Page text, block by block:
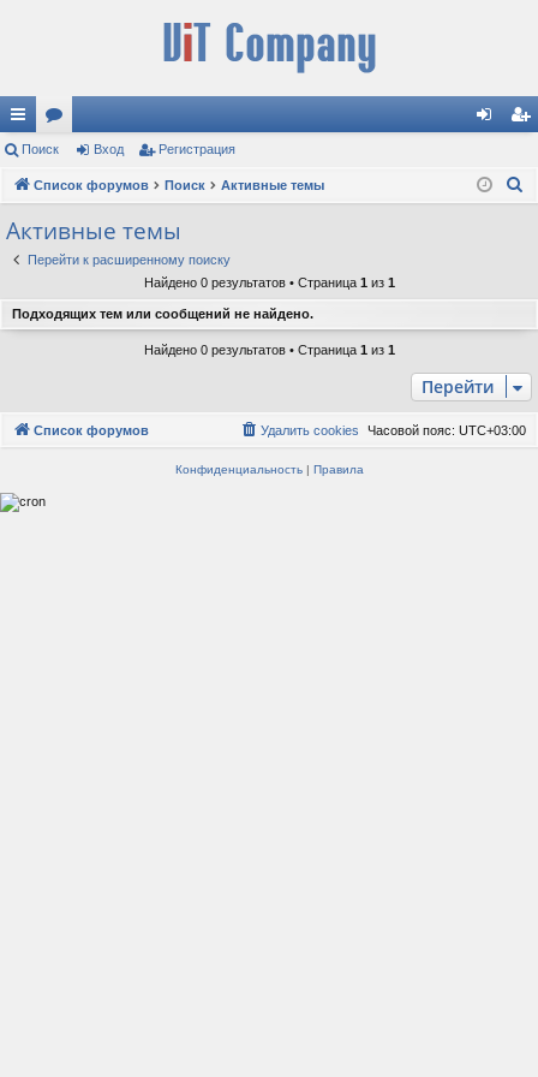
с
ы
лк
и
ор
ум д ис
Поиск Вход Регистрация
Список форумов Поиск Активные темы
Активные темы
Перейти к расширенному поиску
Найдено 0 результатов • Страница 1 из 1
Подходящих тем или сообщений не найдено.
Найдено 0 результатов • Страница 1 из 1
Перейти
Список форумов Часовой пояс: UTC+03:00
Удалить cookies
Конфиденциальность| Правила